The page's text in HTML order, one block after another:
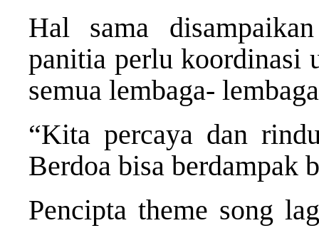
Hal sama
panitia perlu koordinasi
semua lembaga-
“Kita percaya dan
Berdoa bisa berdampak
Pencipta theme song